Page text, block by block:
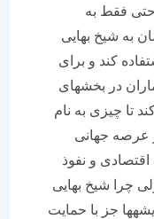
به
بهایی
و برای
در بخش‏های
به نام
جهانی
و نفوذ
شیخ بهایی
جز با حمایت